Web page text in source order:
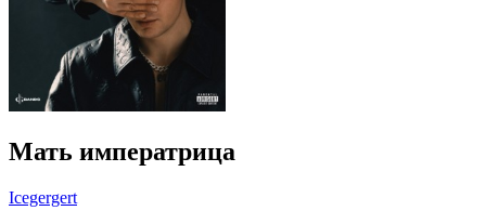
Мать императрица
Icegergert